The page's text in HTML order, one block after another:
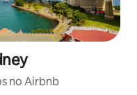
no Airbnb